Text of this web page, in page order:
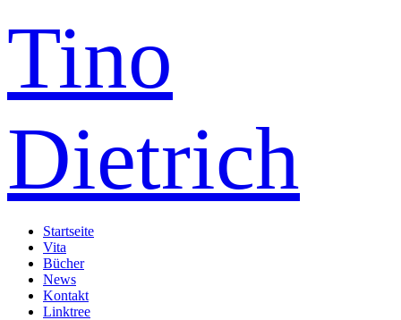
Tino
Dietrich
Startseite
Vita
Bücher
News
Kontakt
Linktree